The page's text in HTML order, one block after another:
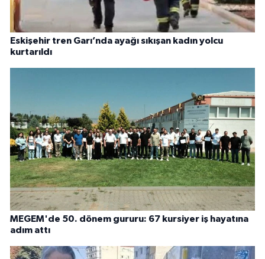
Eskişehir tren Garı’nda ayağı sıkışan kadın yolcu
kurtarıldı
MEGEM'de 50. dönem gururu: 67 kursiyer iş hayatına
adım attı